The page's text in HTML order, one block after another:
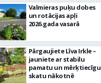
Valmieras puķu dobes
un rotācijas apļi
2026.gada vasarā
Pārgaujiete Līva Irkle –
jauniete ar stabilu
pamatu un mērķtiecīgu
skatu nākotnē